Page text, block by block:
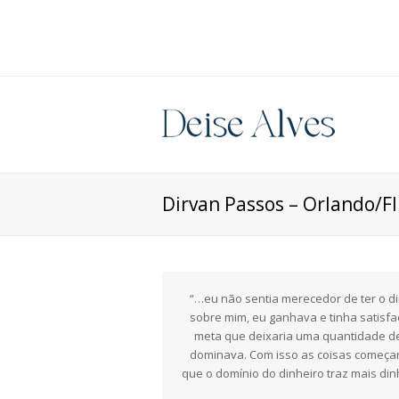
Dirvan Passos – Orlando/Fl
“…eu não sentia merecedor de ter o
sobre mim, eu ganhava e tinha
meta que deixaria uma quantidade
dominava. Com isso as coisas
que o domínio do dinheiro traz mais